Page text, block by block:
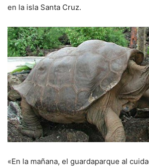
en la isla Santa Cruz.
«En la mañana, el guardaparque al